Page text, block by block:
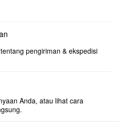
pengiriman & ekspedisi
Anda, atau lihat cara